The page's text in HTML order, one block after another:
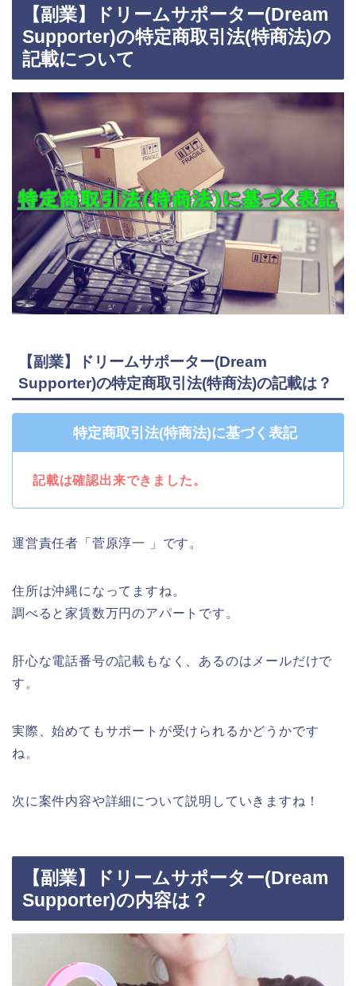
【副業】ドリームサポーター(Dream
Supporter)の特定商取引法(特商法)の
記載について
【副業】ドリームサポーター(Dream
Supporter)の特定商取引法(特商法)の記載は？
特定商取引法(特商法)に基づく表記
記載は確認出来できました。
運営責任者「菅原淳一 」です。
住所は沖縄になってますね。
調べると家賃数万円のアパートです。
肝心な電話番号の記載もなく、あるのはメールだけで
す。
実際、始めてもサポートが受けられるかどうかです
ね。
次に案件内容や詳細について説明していきますね！
【副業】ドリームサポーター(Dream
Supporter)の内容は？